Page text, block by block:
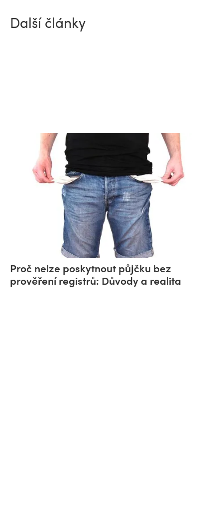
Další články
Proč nelze poskytnout půjčku bez
prověření registrů: Důvody a realita